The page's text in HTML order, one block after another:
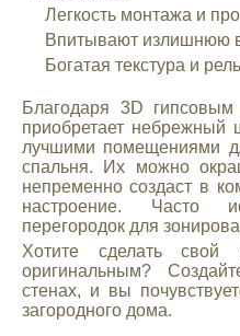
Легкость монтажа и
Впитывают излишнюю
Богатая текстура и
Благодаря 3D
приобретает небрежный
лучшими помещениями
спальня. Их можно
непременно создаст в
настроение. Часто
перегородок для
Хотите сделать свой
оригинальным?
стенах, и вы
загородного дома.